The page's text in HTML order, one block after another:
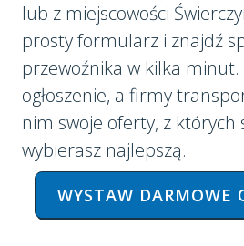
lub z miejscowości
prosty formularz i znajdź
przewoźnika w kilka minut.
ogłoszenie, a firmy
nim swoje oferty, z których
wybierasz najlepszą.
WYSTAW DARMOWE